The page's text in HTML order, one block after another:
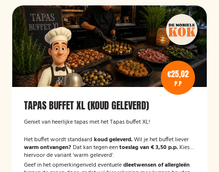
€25,02
P.P
TAPAS BUFFET XL (KOUD GELEVERD)
Geniet van heerlijke tapas met het Tapas buffet XL!
Het buffet wordt standaard koud geleverd.Wil je het buffet liever
warm ontvangen? Dat kan tegen eentoeslag van € 3,50 p.p. Kies
hiervoor de variant 'warm geleverd'.
Geef in het opmerkingenveld eventueledieetwensen of allergieën